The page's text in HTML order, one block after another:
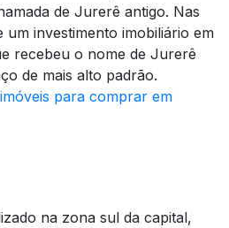
de Jurerê antigo. Nas
um investimento imobiliário em
recebeu o nome de Jurerê
de mais alto padrão.
imóveis para comprar em
na zona sul da capital,